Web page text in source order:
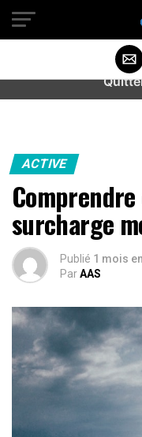
Warning
: preg_match():
/home/u589487443/
content/plugins/idev-
ACTIVE
surcharge
Publié 1 mois
ParAAS